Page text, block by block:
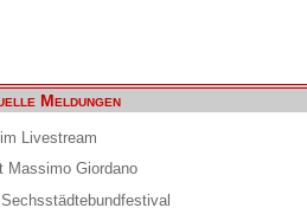
Meldungen
Livestream
Massimo Giordano